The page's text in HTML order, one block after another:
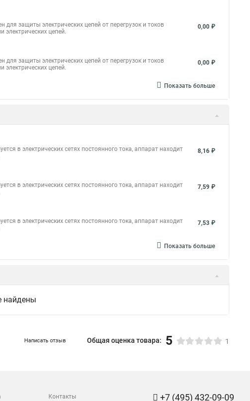
защиты электрических цепей от перегрузок и токов
электрических цепей.
0,00 ₽
защиты электрических цепей от перегрузок и токов
электрических цепей.
0,00 ₽
Показать больше
в электрических сетях постоянного тока, аппарат находит
8,16 ₽
в электрических сетях постоянного тока, аппарат находит
7,59 ₽
в электрических сетях постоянного тока, аппарат находит
7,53 ₽
Показать больше
найдены
Написать отзыв Общая оценка товара: 5 1
Контакты +7 (495) 432-09-09